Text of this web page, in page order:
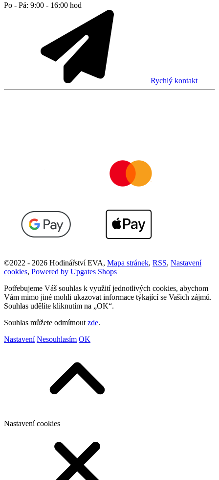
Po - Pá: 9:00 - 16:00 hod
Rychlý kontakt
©2022 - 2026 Hodinářství EVA, Mapa stránek, RSS, Nastavení
cookies, Powered by Upgates Shops
Potřebujeme Váš souhlas k využití jednotlivých cookies, abychom
Vám mimo jiné mohli ukazovat informace týkající se Vašich zájmů.
Souhlas udělíte kliknutím na „OK“.
Souhlas můžete odmítnout zde.
Nastavení Nesouhlasím OK
Nastavení cookies